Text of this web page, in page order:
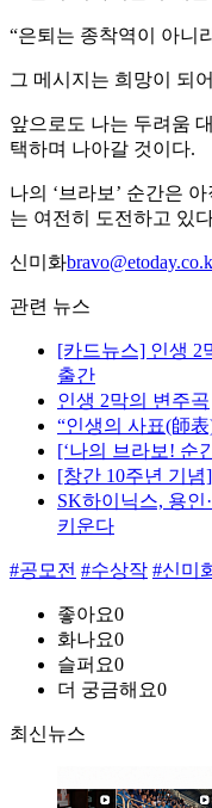
“은퇴는 종착역이 아니
그 메시지는 희망이 되
앞으로도 나는 두려움
택하며 나아갈 것이다.
나의 ‘브라보’ 순간은
는 여전히 도전하고 있
신미화
관련 뉴스
[카드뉴스] 인생 2
출간
인생 2막의 변주곡
“인생의 사표(師
[‘나의 브라보! 순
[창간 10주년 기념
SK하이닉스, 용
키운다
#공모전 #수상작 #신미
좋아요0
화나요0
슬퍼요0
더 궁금해요0
최신뉴스